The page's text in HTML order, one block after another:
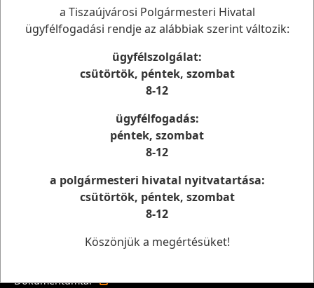
Tiszaújvárosi Polgármesteri Hivatal
Tiszaújvárosi Polgármesteri Hivatal
3580 Tiszaújváros, Bethlen G. út 7.
E-mail: phivatal@tujvaros.hu
Tiszaújváros Város oldala
Önkormányzati Tájékoztató Rendszer
Dokumentumtár
a Tiszaújvárosi Polgármesteri Hivatal
ügyfélfogadási rendje az alábbiak szerint változik:
ügyfélszolgálat:
csütörtök, péntek, szombat
8-12
ügyfélfogadás:
péntek, szombat
8-12
a polgármesteri hivatal nyitvatartása:
csütörtök, péntek, szombat
8-12
Köszönjük a megértésüket!